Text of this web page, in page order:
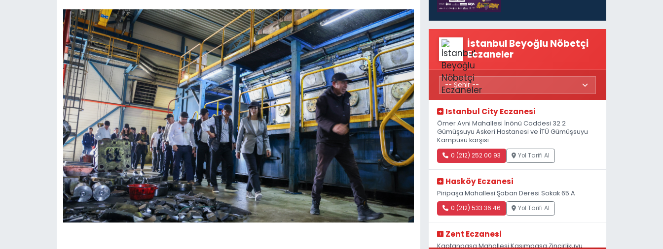
İstanbul Beyoğlu Nöbetçi
Eczaneler
Istanbul City Eczanesi
Ömer Avni Mahallesi İnönü Caddesi 32 2
Gümüşsuyu Askeri Hastanesi ve İTÜ Gümüşsuyu
Kampüsü karşısı
0 (212) 252 00 93 Yol Tarifi Al
Hasköy Eczanesi
Piripaşa Mahallesi Şaban Deresi Sokak 65 A
0 (212) 533 36 46 Yol Tarifi Al
Zent Eczanesi
Kaptanpaşa Mahallesi Kasımpaşa Zincirlikuyu